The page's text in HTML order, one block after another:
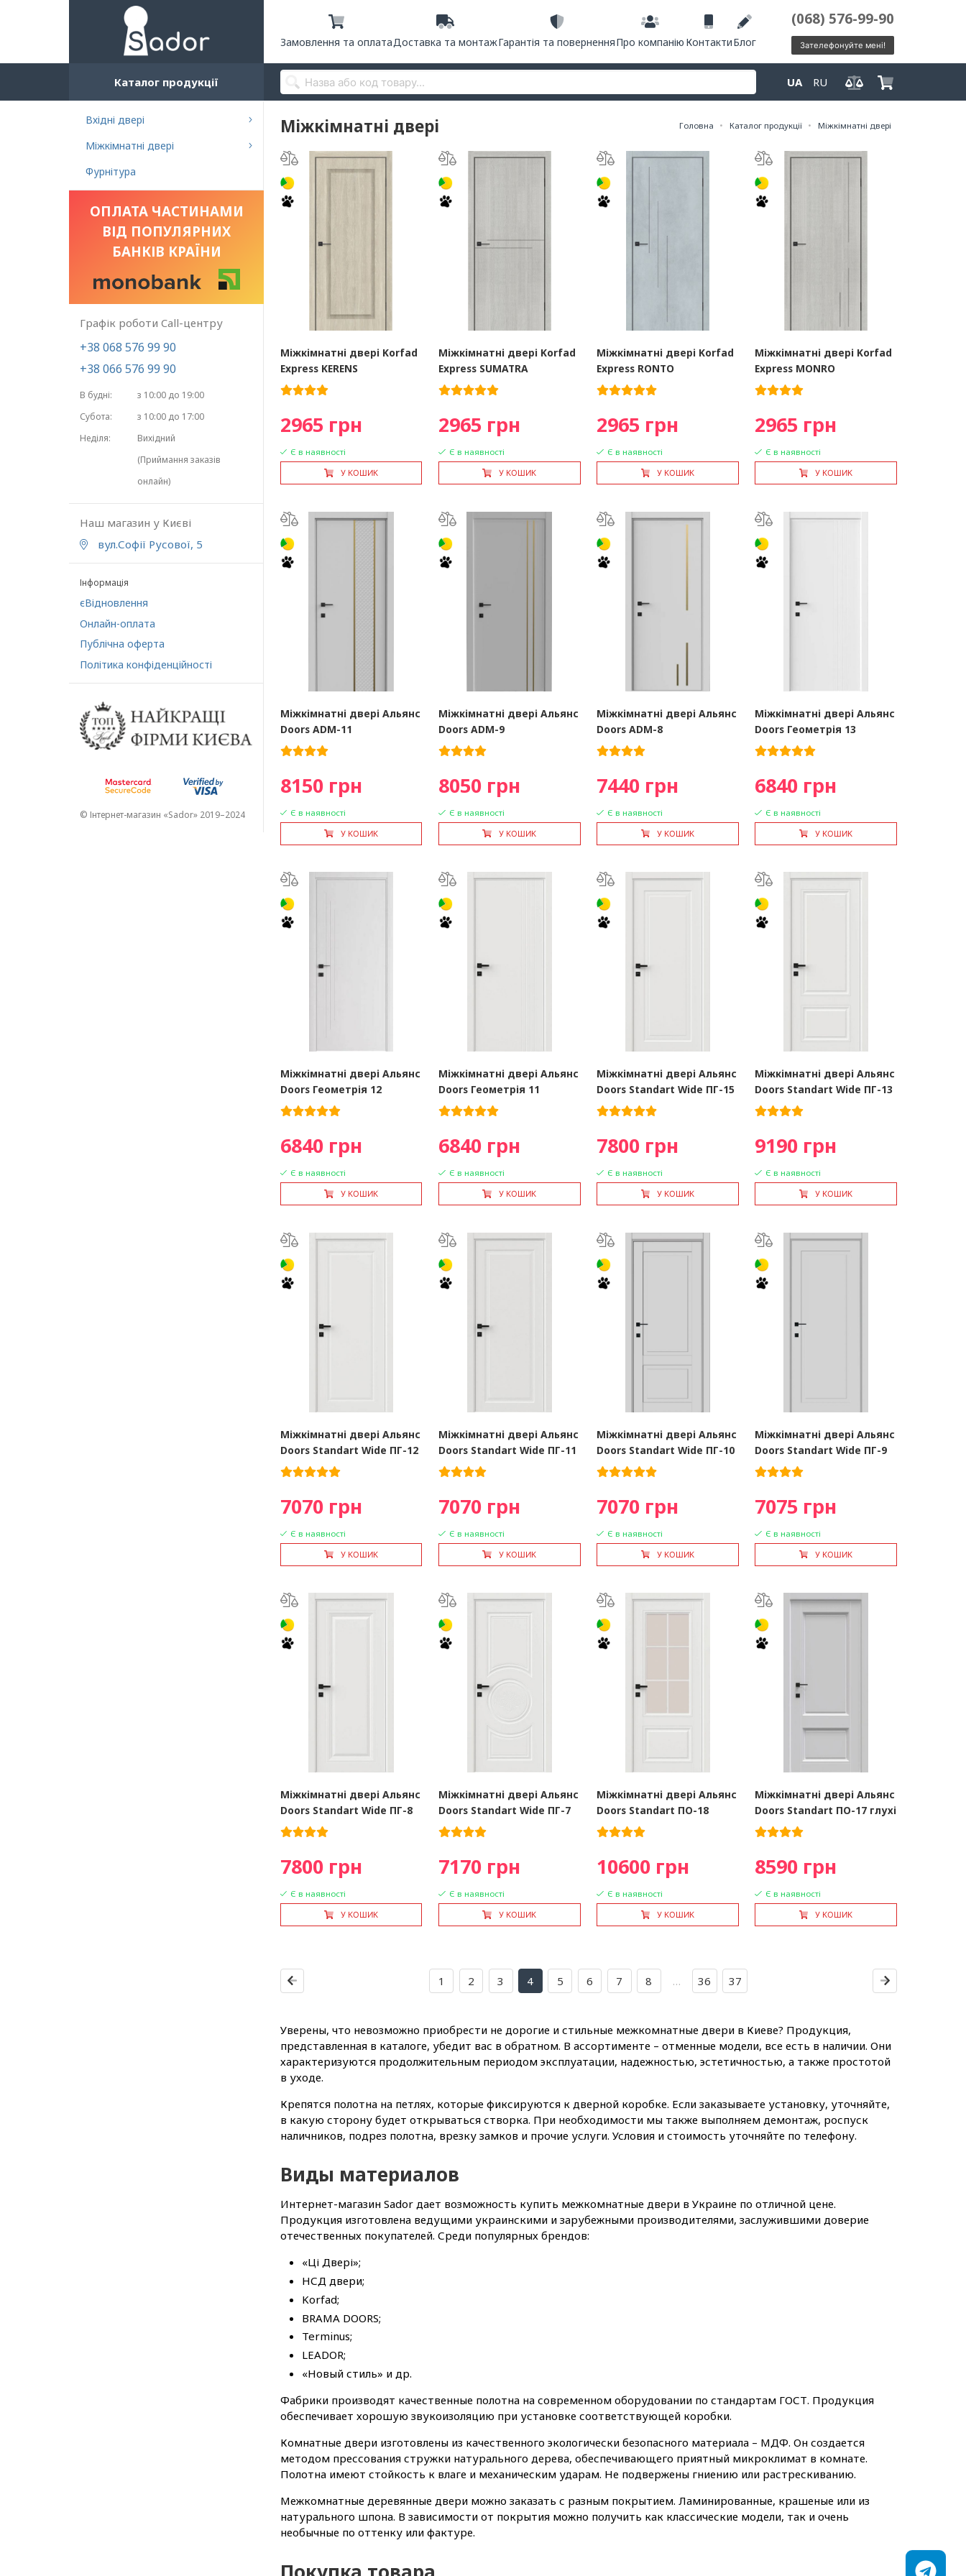
Замовлення та оплатаДоставка та монтажГарантія та поверненняПро компанію КонтактиБлог
(068) 576-99-90
Зателефонуйте мені!
Каталог продукції UA RU
Вхідні двері
Міжкімнатні двері
Фурнітура
ОПЛАТА ЧАСТИНАМИ
ВІД ПОПУЛЯРНИХ
БАНКІВ КРАЇНИ
Графік роботи Call-центру
+38 068 576 99 90
+38 066 576 99 90
В будні:
Субота:
Неділя:
з 10:00 до 19:00
з 10:00 до 17:00
Вихідний
(Приймання заказів
онлайн)
Наш магазин у Києві
вул.Софії Русової, 5
Інформація
єВідновлення
Онлайн-оплата
Публічна оферта
Політика конфіденційності
© Інтернет-магазин «Sador» 2019–2024
Міжкімнатні двері Головна Каталог продукції Міжкімнатні двері
Міжкімнатні двері Korfad
Express KERENS
2965 грн
Є в наявності
У КОШИК
Міжкімнатні двері Korfad
Express SUMATRA
2965 грн
Є в наявності
У КОШИК
Міжкімнатні двері Korfad
Express RONTO
2965 грн
Є в наявності
У КОШИК
Міжкімнатні двері Korfad
Express MONRO
2965 грн
Є в наявності
У КОШИК
Міжкімнатні двері Альянс
Doors ADM-11
8150 грн
Є в наявності
У КОШИК
Міжкімнатні двері Альянс
Doors ADM-9
8050 грн
Є в наявності
У КОШИК
Міжкімнатні двері Альянс
Doors ADM-8
7440 грн
Є в наявності
У КОШИК
Міжкімнатні двері Альянс
Doors Геометрія 13
6840 грн
Є в наявності
У КОШИК
Міжкімнатні двері Альянс
Doors Геометрія 12
6840 грн
Є в наявності
У КОШИК
Міжкімнатні двері Альянс
Doors Геометрія 11
6840 грн
Є в наявності
У КОШИК
Міжкімнатні двері Альянс
Doors Standart Wide ПГ-15
7800 грн
Є в наявності
У КОШИК
Міжкімнатні двері Альянс
Doors Standart Wide ПГ-13
9190 грн
Є в наявності
У КОШИК
Міжкімнатні двері Альянс
Doors Standart Wide ПГ-12
7070 грн
Є в наявності
У КОШИК
Міжкімнатні двері Альянс
Doors Standart Wide ПГ-11
7070 грн
Є в наявності
У КОШИК
Міжкімнатні двері Альянс
Doors Standart Wide ПГ-10
7070 грн
Є в наявності
У КОШИК
Міжкімнатні двері Альянс
Doors Standart Wide ПГ-9
7075 грн
Є в наявності
У КОШИК
Міжкімнатні двері Альянс
Doors Standart Wide ПГ-8
7800 грн
Є в наявності
У КОШИК
Міжкімнатні двері Альянс
Doors Standart Wide ПГ-7
7170 грн
Є в наявності
У КОШИК
Міжкімнатні двері Альянс
Doors Standart ПО-18
10600 грн
Є в наявності
У КОШИК
Міжкімнатні двері Альянс
Doors Standart ПО-17 глухі
8590 грн
Є в наявності
У КОШИК
1 2 3 4 5 6 7 8 … 36 37
Уверены, что невозможно приобрести не дорогие и стильные межкомнатные двери в Киеве? Продукция,
представленная в каталоге, убедит вас в обратном. В ассортименте – отменные модели, все есть в наличии. Они
характеризуются продолжительным периодом эксплуатации, надежностью, эстетичностью, а также простотой
в уходе.
Крепятся полотна на петлях, которые фиксируются к дверной коробке. Если заказываете установку, уточняйте,
в какую сторону будет открываться створка. При необходимости мы также выполняем демонтаж, роспуск
наличников, подрез полотна, врезку замков и прочие услуги. Условия и стоимость уточняйте по телефону.
Виды материалов
Интернет-магазин Sador дает возможность купить межкомнатные двери в Украине по отличной цене.
Продукция изготовлена ведущими украинскими и зарубежными производителями, заслужившими доверие
отечественных покупателей. Среди популярных брендов:
«Ці Двері»;
НСД двери;
Korfad;
BRAMA DOORS;
Terminus;
LEADOR;
«Новый стиль» и др.
Фабрики производят качественные полотна на современном оборудовании по стандартам ГОСТ. Продукция
обеспечивает хорошую звукоизоляцию при установке соответствующей коробки.
Комнатные двери изготовлены из качественного экологически безопасного материала – МДФ. Он создается
методом прессования стружки натурального дерева, обеспечивающего приятный микроклимат в комнате.
Полотна имеют стойкость к влаге и механическим ударам. Не подвержены гниению или растрескиванию.
Межкомнатные деревянные двери можно заказать с разным покрытием. Ламинированные, крашеные или из
натурального шпона. В зависимости от покрытия можно получить как классические модели, так и очень
необычные по оттенку или фактуре.